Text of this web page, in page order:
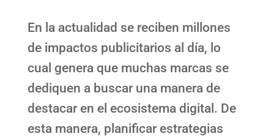
En la actualidad se reciben millones
de impactos publicitarios al día, lo
cual genera que muchas marcas se
dediquen a buscar una manera de
destacar en el ecosistema digital. De
esta manera, planificar estrategias